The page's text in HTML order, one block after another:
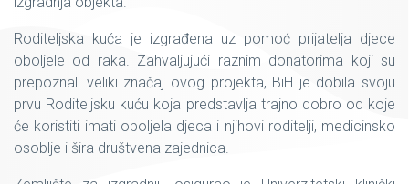
Roditeljska kuća je izgrađena uz pomoć prijatelja djece
oboljele od raka. Zahvaljujući raznim donatorima koji su
prepoznali veliki značaj ovog projekta, BiH je dobila svoju
prvu Roditeljsku kuću koja predstavlja trajno dobro od koje
će koristiti imati oboljela djeca i njihovi roditelji, medicinsko
osoblje i šira društvena zajednica.